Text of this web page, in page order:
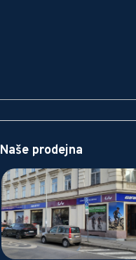
Naše prodejna